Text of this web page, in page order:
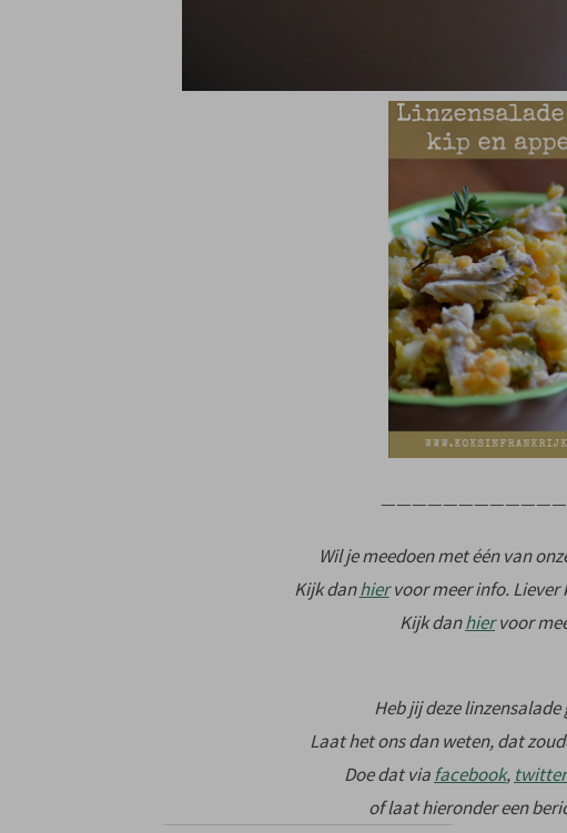
Wil je meedoen met één van
Kijk danhiervoor meer info. Liever
Kijk danhiervoor
Heb jij deze
Laat het ons dan weten, dat
Doe dat viafacebook, twitter
of laat hieronder een